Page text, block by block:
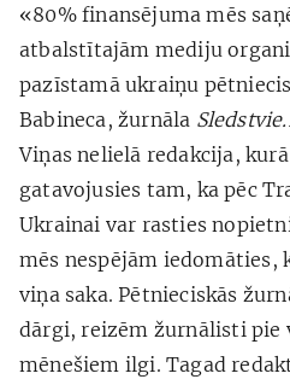
«80% finansējuma mēs
atbalstītajām mediju
pazīstamā ukraiņu
Babineca, žurnāla
Viņas nelielā redakcija,
gatavojusies tam, ka pēc
Ukrainai var rasties
mēs nespējām iedomāties,
viņa saka. Pētnieciskās
dārgi, reizēm žurnālisti pie
mēnešiem ilgi. Tagad